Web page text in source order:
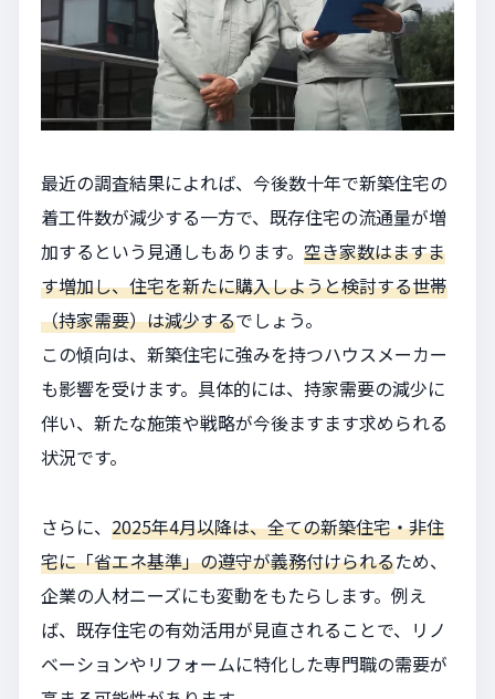
最近の調査結果によれば、今後数十年で新築住宅の
着工件数が減少する一方で、既存住宅の流通量が増
加するという見通しもあります。 空き家数はますま
す増加し、住宅を新たに購入しようと検討する世帯
（持家需要）は減少するでしょう。
この傾向は、新築住宅に強みを持つハウスメーカー
も影響を受けます。具体的には、持家需要の減少に
伴い、新たな施策や戦略が今後ますます求められる
状況です。
さらに、 2025年4月以降は、全ての新築住宅・非住
宅に「省エネ基準」の遵守が義務付けられるため、
企業の人材ニーズにも変動をもたらします。例え
ば、既存住宅の有効活用が見直されることで、リノ
ベーションやリフォームに特化した専門職の需要が